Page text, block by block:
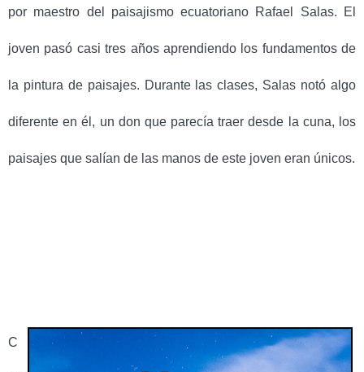
por maestro del paisajismo ecuatoriano Rafael Salas. El
joven pasó casi tres años aprendiendo los fundamentos de
la pintura de paisajes. Durante las clases, Salas notó algo
diferente en él, un don que parecía traer desde la cuna, los
paisajes que salían de las manos de este joven eran únicos.
C